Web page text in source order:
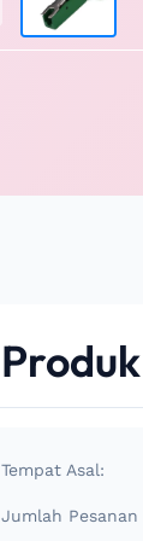
Produk
Tempat Asal:
Jumlah